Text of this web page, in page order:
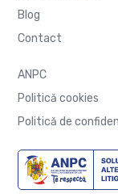
Blog
Contact
ANPC
Politică cookies
Politică de